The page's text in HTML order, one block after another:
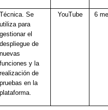
Técnica. Se
utiliza para
gestionar el
despliegue de
nuevas
funciones y la
realización de
pruebas en la
plataforma.
YouTube 6